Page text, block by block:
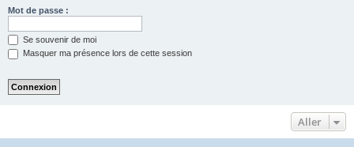
Mot de passe :
Se souvenir de moi
Masquer ma présence lors de cette session
Aller